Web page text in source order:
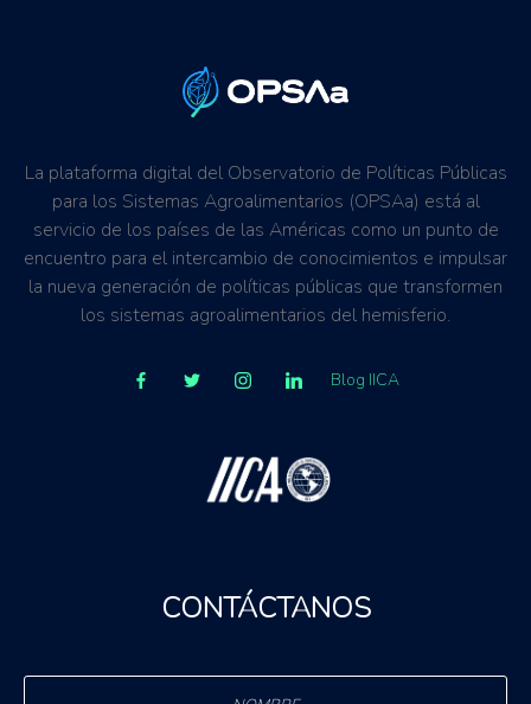
La plataforma digital del Observatorio de Políticas Públicas
para los Sistemas Agroalimentarios (OPSAa) está al
servicio de los países de las Américas como un punto de
encuentro para el intercambio de conocimientos e impulsar
la nueva generación de políticas públicas que transformen
los sistemas agroalimentarios del hemisferio.
Blog IICA
CONTÁCTANOS